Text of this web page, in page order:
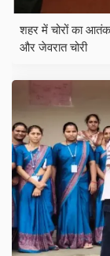
शहर में चोरों का
और जेवरात चोरी